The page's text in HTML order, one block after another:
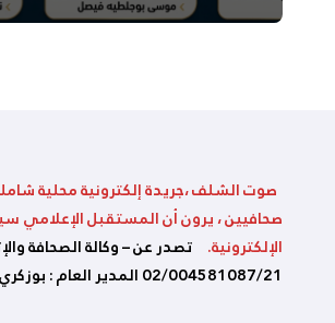
صوت الشلف ،جريدة إلكترونية محلية
صحافيين ، يرون أن المستقبل الإعلامي
الإلكترونية. تصدر عن – وكالة الصحافة
02/004581087/21 المدير العام : بوزكري عبد الرحمان.